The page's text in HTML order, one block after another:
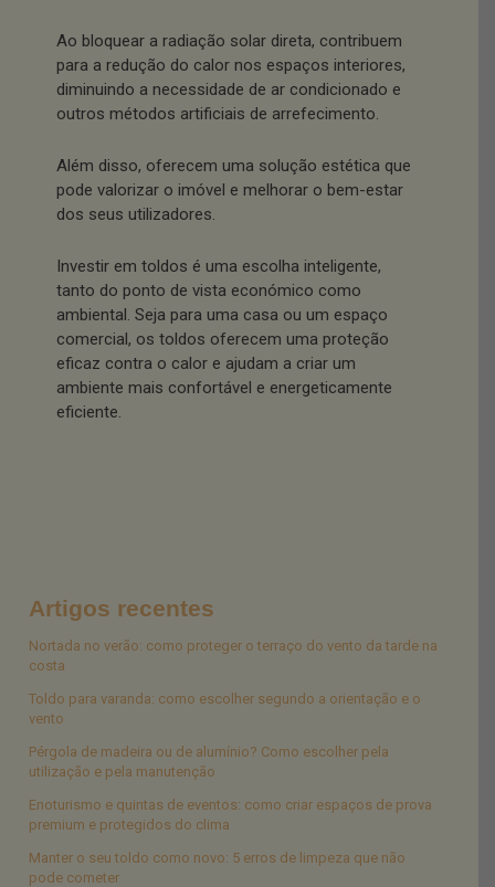
Ao bloquear a radiação solar direta, contribuem
para a redução do calor nos espaços interiores,
diminuindo a necessidade de ar condicionado e
outros métodos artificiais de arrefecimento.
Além disso, oferecem uma solução estética que
pode valorizar o imóvel e melhorar o bem-estar
dos seus utilizadores.
Investir em toldos é uma escolha inteligente,
tanto do ponto de vista económico como
ambiental. Seja para uma casa ou um espaço
comercial, os toldos oferecem uma proteção
eficaz contra o calor e ajudam a criar um
ambiente mais confortável e energeticamente
eficiente.
Artigos recentes
Nortada no verão: como proteger o terraço do vento da tarde na
costa
Toldo para varanda: como escolher segundo a orientação e o
vento
Pérgola de madeira ou de alumínio? Como escolher pela
utilização e pela manutenção
Enoturismo e quintas de eventos: como criar espaços de prova
premium e protegidos do clima
Manter o seu toldo como novo: 5 erros de limpeza que não
pode cometer